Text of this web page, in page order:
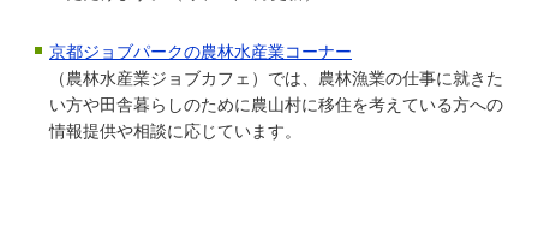
京都ジョブパークの農林水産業コーナー
（農林水産業ジョブカフェ）では、農林漁業の仕事に就きた
い方や田舎暮らしのために農山村に移住を考えている方への
情報提供や相談に応じています。